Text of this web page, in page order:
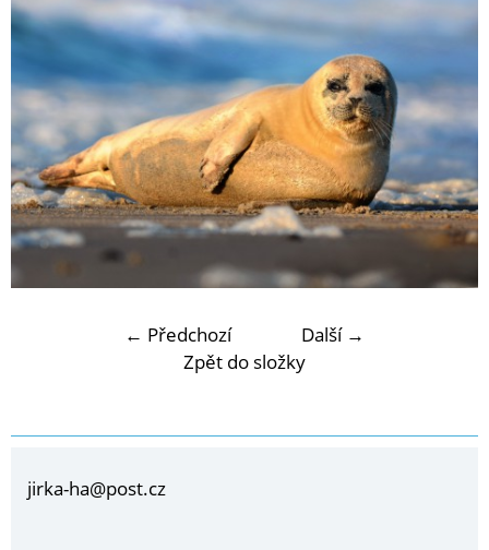
← Předchozí
Další →
Zpět do složky
jirka-ha@post.cz